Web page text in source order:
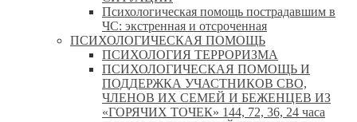
Психологическая помощь пострадавшим в
ЧС: экстренная и отсроченная
ПСИХОЛОГИЧЕСКАЯ ПОМОЩЬ
ПСИХОЛОГИЯ ТЕРРОРИЗМА
ПСИХОЛОГИЧЕСКАЯ ПОМОЩЬ И
ПОДДЕРЖКА УЧАСТНИКОВ СВО,
ЧЛЕНОВ ИХ СЕМЕЙ И БЕЖЕНЦЕВ ИЗ
«ГОРЯЧИХ ТОЧЕК» 144, 72, 36, 24 часа